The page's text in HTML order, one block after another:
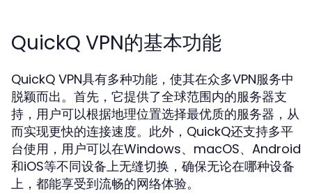
QuickQ VPN的基本功能
QuickQ VPN具有多种功能，使其在众多VPN服务中
脱颖而出。首先，它提供了全球范围内的服务器支
持，用户可以根据地理位置选择最优质的服务器，从
而实现更快的连接速度。此外，QuickQ还支持多平
台使用，用户可以在Windows、macOS、Android
和iOS等不同设备上无缝切换，确保无论在哪种设备
上，都能享受到流畅的网络体验。